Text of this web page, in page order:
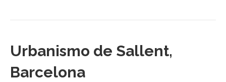
Urbanismo de Sallent,
Barcelona